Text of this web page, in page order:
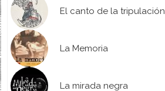
El canto de la tripulación
La Memoria
La mirada negra